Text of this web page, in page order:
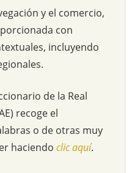
y el comercio,
con
incluyendo
de la Real
recoge el
o de otras muy
haciendo clic aquí.